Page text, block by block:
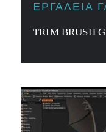
ΕΡΓΑΛΕΊΑ
TRIM BRUSH